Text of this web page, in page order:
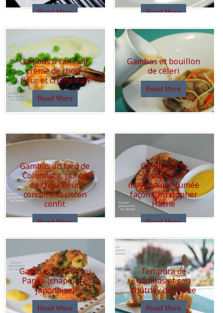
Read More Read More
Gambas à l’ail noir,
crème de chou-
fleur et crème d’ail
Read More
Gambas et bouillon
de céleri
Read More
Gambas au lard de
Colonnata, purée
de chou-fleur,
condiment citron
confit
Read More
Gambas à la
plancha et
mayonnaise fumée
façon Christopher
Hache
Read More
Gambas panées au
Panko (chapelure
japonaise)
Read More
Tempura de
gambas et son
chutney de pêche
Read More